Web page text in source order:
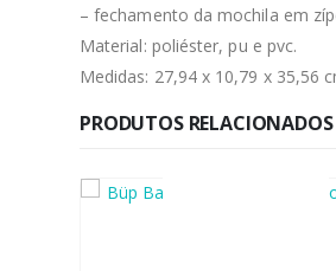
– fechamento da mochila em
Material: poliéster, pu e pvc.
Medidas: 27,94 x 10,79 x 35,56
PRODUTOS RELACIONADOS